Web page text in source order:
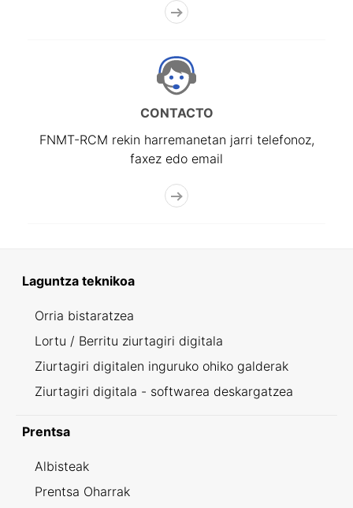
CONTACTO
FNMT-RCM rekin harremanetan jarri telefonoz,
faxez edo email
Laguntza teknikoa
Orria bistaratzea
Lortu / Berritu ziurtagiri digitala
Ziurtagiri digitalen inguruko ohiko galderak
Ziurtagiri digitala - softwarea deskargatzea
Prentsa
Albisteak
Prentsa Oharrak